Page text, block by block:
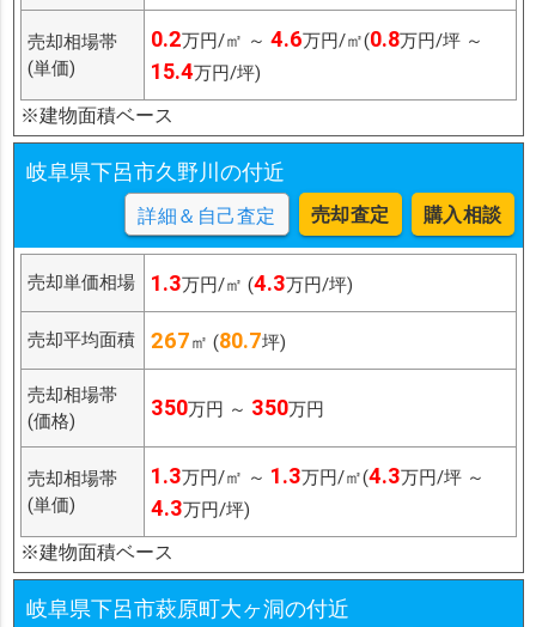
売却相場帯
(単価)
0.2万円/㎡ ～ 4.6万円/㎡(0.8万円/坪 ～
15.4万円/坪)
※建物面積ベース
岐阜県下呂市久野川の付近
詳細＆自己査定 売却査定 購入相談
売却単価相場 1.3万円/㎡ (4.3万円/坪)
売却平均面積 267㎡ (80.7坪)
売却相場帯
(価格)
350万円 ～ 350万円
売却相場帯
(単価)
1.3万円/㎡ ～ 1.3万円/㎡(4.3万円/坪 ～
4.3万円/坪)
※建物面積ベース
岐阜県下呂市萩原町大ヶ洞の付近